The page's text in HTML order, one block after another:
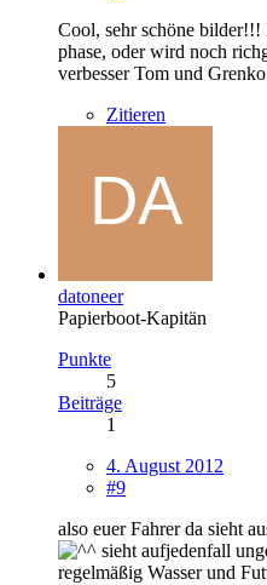
Cool, sehr schöne bilder!!!
phase, oder wird noch
verbesser Tom und Grenko
Zitieren
datoneer
Papierboot-Kapitän
Punkte
5
Beiträge
1
4. August 2012
#9
also euer Fahrer da sieht
sieht aufjedenfall
regelmäßig Wasser und